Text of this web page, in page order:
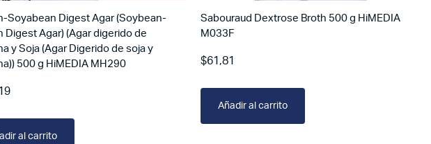
Soyabean Digest Agar (Soybean-
Digest Agar) (Agar digerido de
y Soja (Agar Digerido de soja y
500 g HiMEDIA MH290
al carrito
Sabouraud Dextrose Broth 500 g HiMEDIA
M033F
$61,81
Añadir al carrito